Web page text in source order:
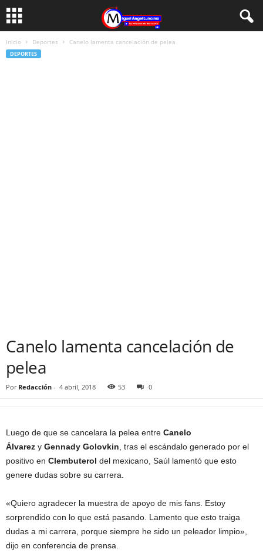
Inicio Deportes Canelo lamenta cancelación de pelea
DEPORTES
Canelo lamenta cancelación de
pelea
Por Redacción - 4 abril, 2018 53 0
Luego de que se cancelara la pelea entre Canelo
Álvarez y Gennady Golovkin , tras el escándalo generado por el
positivo en Clembuterol del mexicano, Saúl lamentó que esto
genere dudas sobre su carrera.
«Quiero agradecer la muestra de apoyo de mis fans. Estoy
sorprendido con lo que está pasando. Lamento que esto traiga
dudas a mi carrera, porque siempre he sido un peleador limpio»,
dijo en conferencia de prensa.